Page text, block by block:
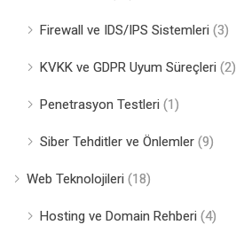
Firewall ve IDS/IPS Sistemleri (3)
KVKK ve GDPR Uyum Süreçleri (2)
Penetrasyon Testleri (1)
Siber Tehditler ve Önlemler (9)
Web Teknolojileri (18)
Hosting ve Domain Rehberi (4)